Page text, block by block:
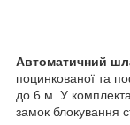
Автоматичний
поцинкованої та
до 6 м. У
замок блокування